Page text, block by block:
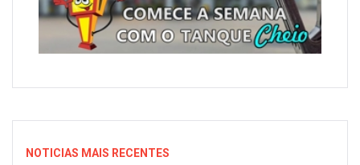
NOTICIAS MAIS RECENTES